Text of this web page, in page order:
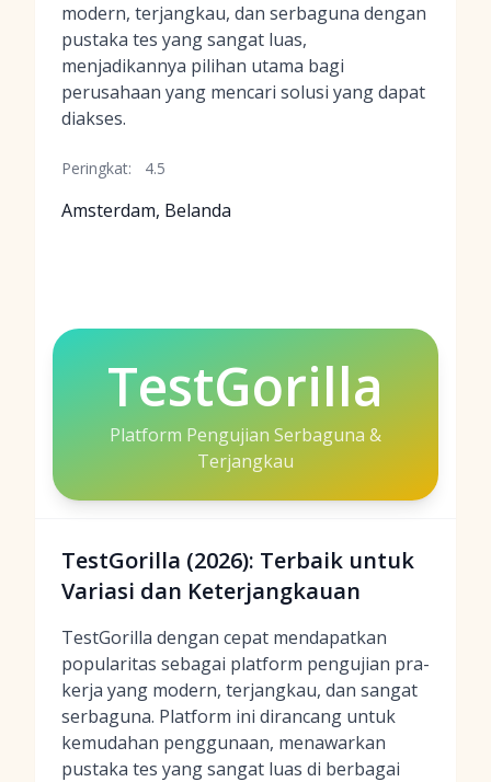
modern, terjangkau, dan serbaguna dengan
pustaka tes yang sangat luas,
menjadikannya pilihan utama bagi
perusahaan yang mencari solusi yang dapat
diakses.
Peringkat: 4.5
Amsterdam, Belanda
TestGorilla
Platform Pengujian Serbaguna &
Terjangkau
TestGorilla (2026): Terbaik untuk
Variasi dan Keterjangkauan
TestGorilla dengan cepat mendapatkan
popularitas sebagai platform pengujian pra-
kerja yang modern, terjangkau, dan sangat
serbaguna. Platform ini dirancang untuk
kemudahan penggunaan, menawarkan
pustaka tes yang sangat luas di berbagai